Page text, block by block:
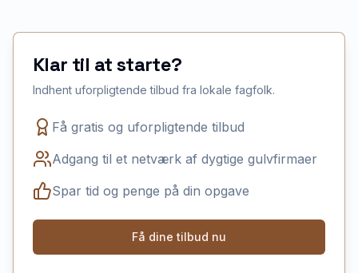
Klar til at starte?
Indhent uforpligtende tilbud fra lokale fagfolk.
Få gratis og uforpligtende tilbud
Adgang til et netværk af dygtige gulvfirmaer
Spar tid og penge på din opgave
Få dine tilbud nu